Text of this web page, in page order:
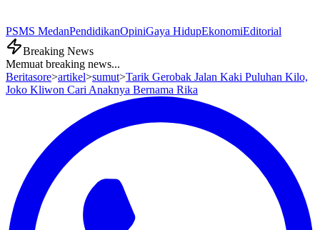
PSMS MedanPendidikanOpiniGaya HidupEkonomiEditorial
Breaking News
Memuat breaking news...
Beritasore>artikel>sumut>Tarik Gerobak Jalan Kaki Puluhan Kilo,
Joko Kliwon Cari Anaknya Bernama Rika